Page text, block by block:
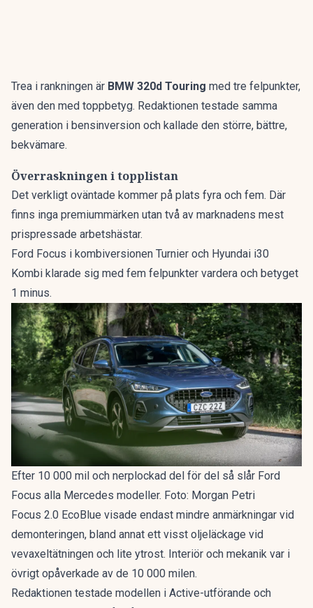
Trea i rankningen är BMW 320d Touring med tre felpunkter,
även den med toppbetyg. Redaktionen testade samma
generation i bensinversion och kallade den större, bättre,
bekvämare.
Överraskningen i topplistan
Det verkligt oväntade kommer på plats fyra och fem. Där
finns inga premiummärken utan två av marknadens mest
prispressade arbetshästar.
Ford Focus i kombiversionen Turnier och Hyundai i30
Kombi klarade sig med fem felpunkter vardera och betyget
1 minus.
Efter 10 000 mil och nerplockad del för del så slår Ford
Focus alla Mercedes modeller. Foto: Morgan Petri
Focus 2.0 EcoBlue visade endast mindre anmärkningar vid
demonteringen, bland annat ett visst oljeläckage vid
vevaxeltätningen och lite ytrost. Interiör och mekanik var i
övrigt opåverkade av de 10 000 milen.
Redaktionen testade modellen i Active-utförande och